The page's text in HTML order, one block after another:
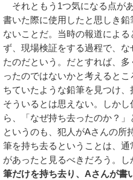
それともう1つ気になる点が
書いた際に使用したと思しき
ないことだ。当時の報道によ
ず、現場検証をする過程で、
たのだという。だとすれば、
ったのではないかと考えると
ちていたような鉛筆を見つけ
そういるとは思えない。しか
ら、「なぜ持ち去ったのか？」
というのも、犯人がAさんの所
筆を持ち去るということは、
があったと見るべきだろう。し
筆だけを持ち去り、Aさんが書